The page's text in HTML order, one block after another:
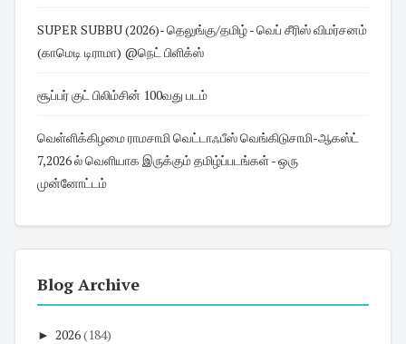
SUPER SUBBU (2026)- தெலுங்கு/தமிழ் - வெப் சீரிஸ் விமர்சனம்
(காமெடி டிராமா) @நெட் பிளிக்ஸ்
சூப்பர் குட் பிலிம்சின் 100வது படம்
வெள்ளிக்கிழமை ராமசாமி வெட்டாஃபீஸ் வெங்கிடுசாமி-ஆகஸ்ட்
7,2026 ல் வெளியாக இருக்கும் தமிழ்ப்படங்கள் - ஒரு
முன்னோட்டம்
Blog Archive
► 2026(184)